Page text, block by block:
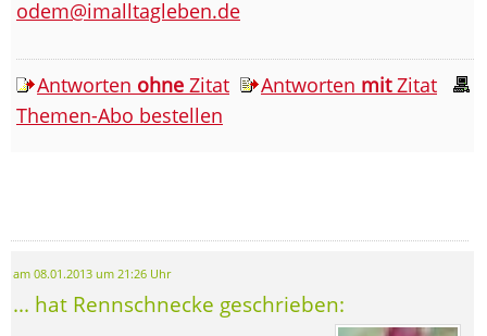
odem@imalltagleben.de
Antworten ohne Zitat Antworten mitZitat
Themen-Abo bestellen
am 08.01.2013 um 21:26 Uhr
... hat Rennschnecke geschrieben: